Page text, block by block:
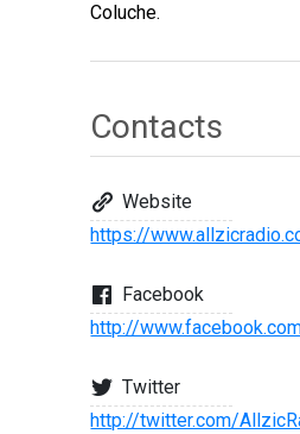
Coluche.
Contacts
Website
https://
Facebook
http://
Twitter
http://twitter.com/